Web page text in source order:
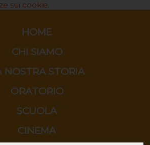
sui cookie.
HOME
CHI SIAMO
NOSTRA STORIA
ORATORIO
SCUOLA
CINEMA